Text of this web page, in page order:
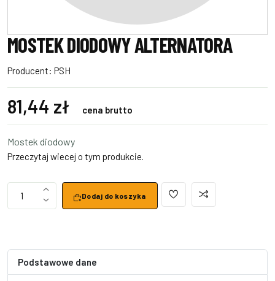
MOSTEK DIODOWY ALTERNATORA
Producent: PSH
81,44 zł cena brutto
Mostek diodowy
Przeczytaj wiecej o tym produkcie.
1 Dodaj do koszyka
Podstawowe dane